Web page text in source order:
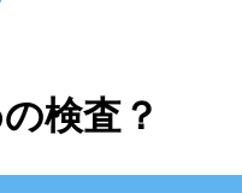
検査？